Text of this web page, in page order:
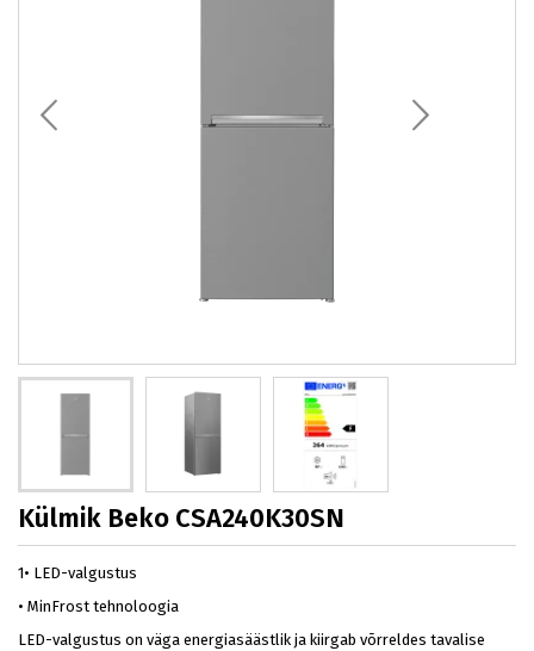
Külmik Beko CSA240K30SN
1• LED-valgustus
• MinFrost tehnoloogia
LED-valgustus on väga energiasäästlik ja kiirgab võrreldes tavalise